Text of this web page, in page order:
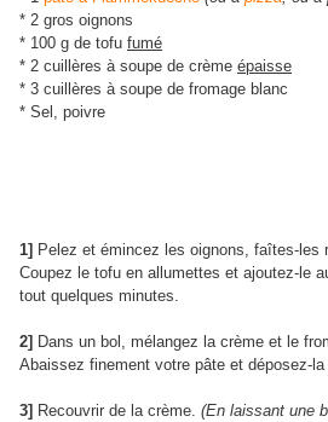
* 2 gros oignons
* 100 g de tofu fumé
* 2 cuillères à soupe de crème épaisse
* 3 cuillères à soupe de fromage blanc
* Sel, poivre
1] Pelez et émincez les oignons, faîtes-les
Coupez le tofu en allumettes et ajoutez-le
tout quelques minutes.
2] Dans un bol, mélangez la crème et le
Abaissez finement votre pâte et déposez-
3] Recouvrir de la crème. (En laissant une